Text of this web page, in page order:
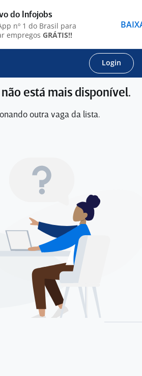
Login
não está mais disponível.
outra vaga da lista.
do Infojobs
nº 1 do Brasil para
empregos GRÁTIS!!